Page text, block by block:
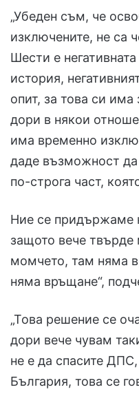
„Убеден съм, че
изключените, не са
Шести е
история,
опит, за това си
дори в някои
има временно
даде възможност
по-строга част,
Ние се придържаме
защото вече твърде
момчето, там няма
няма връщане“,
„Това решение се
дори вече чувам
не е да спасите
България, това се